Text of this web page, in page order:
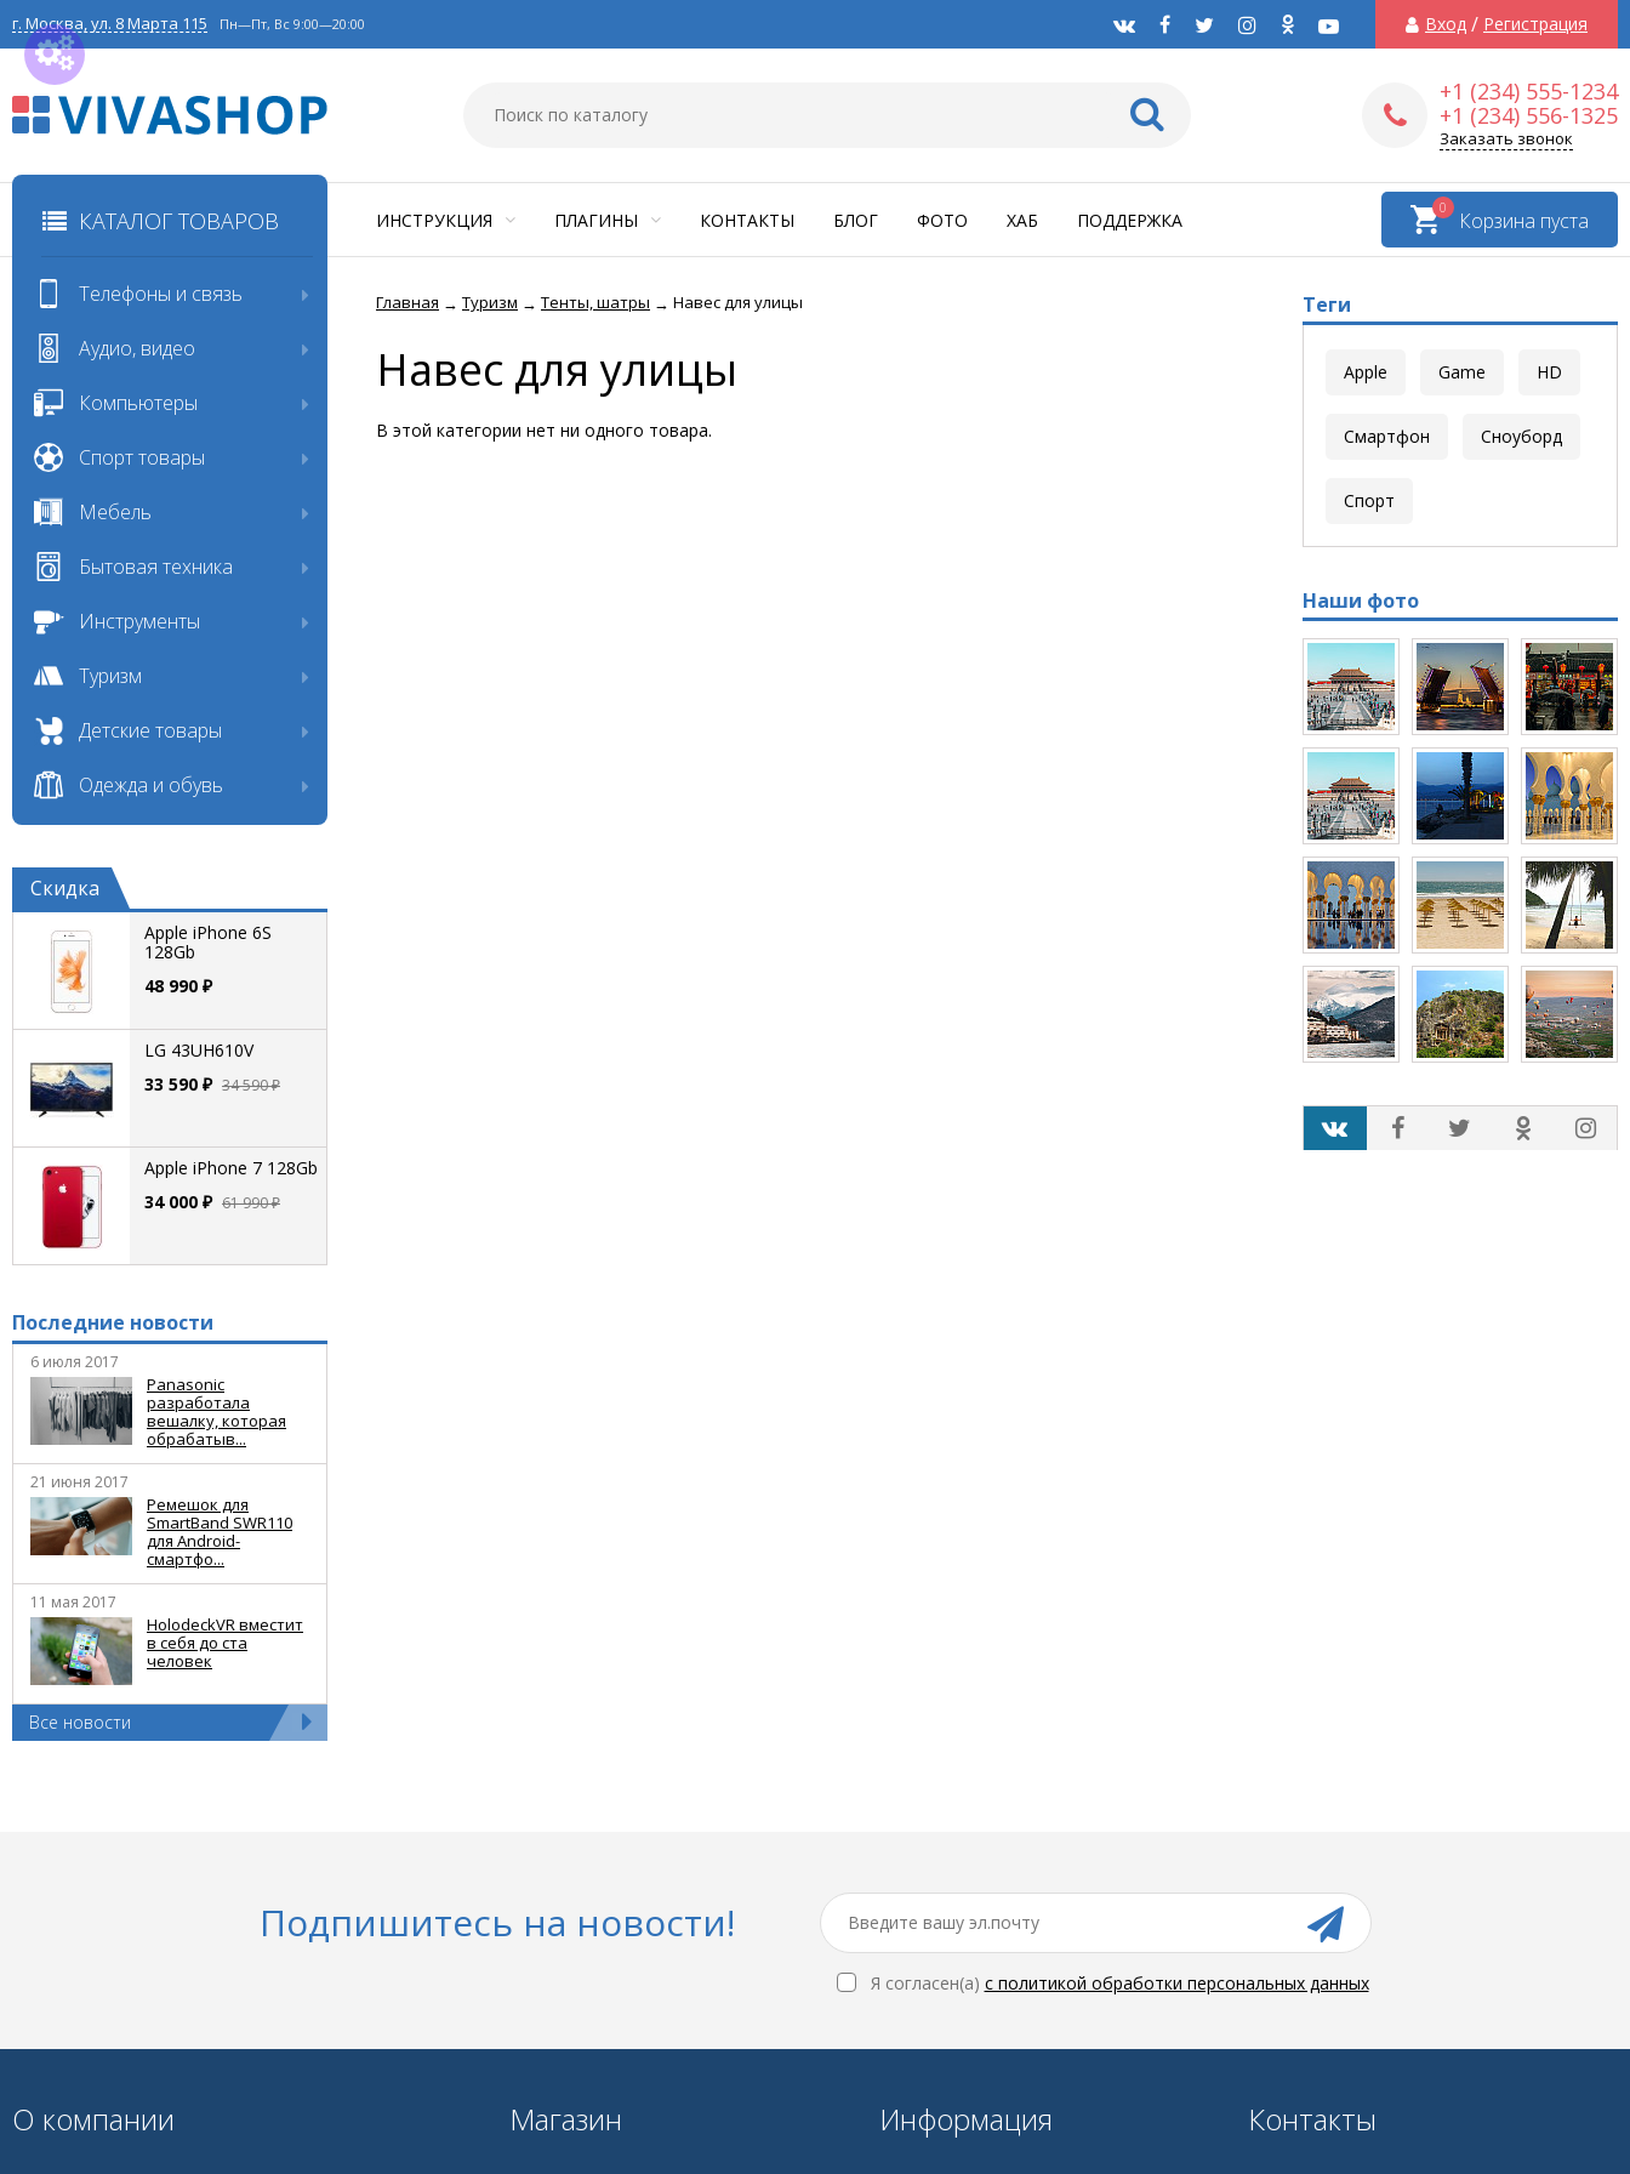
г. Москва, ул. 8 Марта 115 Пн—Пт, Вс 9:00—20:00 Вход / Регистрация
+1 (234) 555-1234
+1 (234) 556-1325
Заказать звонок
КАТАЛОГ ТОВАРОВ Корзина пуста
0
ИНСТРУКЦИЯ ПЛАГИНЫ КОНТАКТЫ БЛОГ ФОТО ХАБ ПОДДЕРЖКА
Главная → Туризм → Тенты, шатры → Навес для улицы
Навес для улицы
В этой категории нет ни одного товара.
Телефоны и связь
Аудио, видео
Компьютеры
Спорт товары
Мебель
Бытовая техника
Инструменты
Туризм
Детские товары
Одежда и обувь
Скидка
Apple iPhone 6S
128Gb
48 990 ₽
LG 43UH610V
33 590 ₽ 34 590 ₽
Apple iPhone 7 128Gb
34 000 ₽ 61 990 ₽
Последние новости
6 июля 2017
Panasonic
разработала
вешалку, которая
обрабатыв...
21 июня 2017
Ремешок для
SmartBand SWR110
для Android-
смартфо...
11 мая 2017
HolodeckVR вместит
в себя до ста
человек
Все новости
Теги
Apple Game HD
Смартфон Сноуборд
Спорт
Наши фото
Подпишитесь на новости!
Я согласен(a) с политикой обработки персональных данных
О компании Магазин Информация Контакты